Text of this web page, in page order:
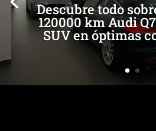
Descubre todo
120000 km Audi
SUV en óptimas